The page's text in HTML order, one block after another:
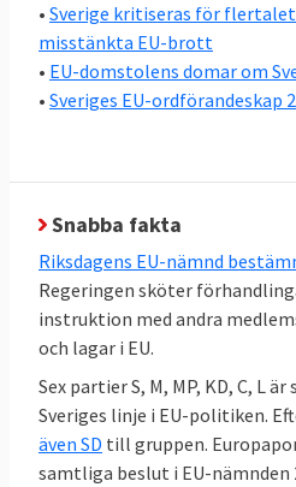
svenska folket vilka
svensk EU-politik i
är att riksdagens EU-
är representerade,
En stor kartläggning av
enighet i EU-frågor hos
av riksdagspartierna i
regeringen Kristerssons
partier S, M,C,KD,MP
procent av samtliga 286
som små. För första
Sverigedemokraterna
• Sverige kritiseras för
misstänkta EU-brott
• EU-domstolens domar om
• Sveriges EU-ordförandeskap
Snabba fakta
Riksdagens EU-nämnd
Regeringen sköter
instruktion med andra
och lagar i EU.
Sex partier S, M, MP, KD, C, L
Sveriges linje i EU-politiken.
även SD till gruppen.
samtliga beslut i EU-nämnden